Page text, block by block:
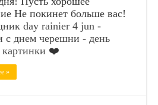
Не покинет больше вас!
day rainier 4 jun -
с днем черешни - день
❤️
»